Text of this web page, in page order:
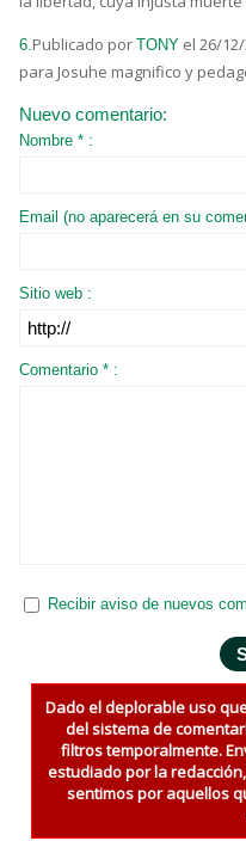
6.Publicado por TONY el 26/
para Josuhe magnifico y
Nuevo comentario:
Nombre * :
Email (no aparecerá en su
Sitio web :
Comentario * :
Recibir aviso de nuevos
Dado el deplorable uso
del sistema de
filtros temporalmente.
estudiado por la
sentimos por aquellos